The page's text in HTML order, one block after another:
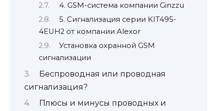
4. GSM-система компании Ginzzu
5. Сигнализация серии KIT495-
4EUH2 от компании Alexor
Установка охранной GSM
сигнализации
Беспроводная или проводная
сигнализация?
Плюсы и минусы проводных и